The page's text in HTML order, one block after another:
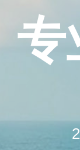
专